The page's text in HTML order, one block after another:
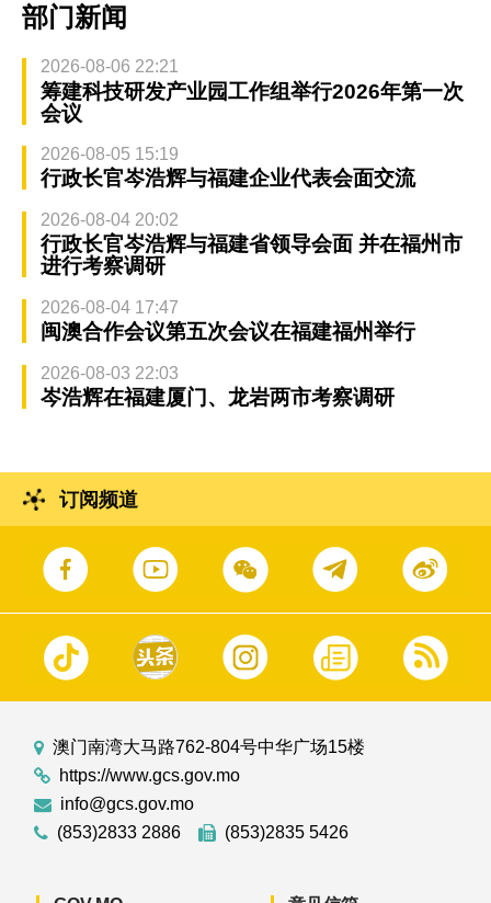
部门新闻
2026-08-06 22:21
筹建科技研发产业园工作组举行2026年第一次
会议
2026-08-05 15:19
行政长官岑浩辉与福建企业代表会面交流
2026-08-04 20:02
行政长官岑浩辉与福建省领导会面 并在福州市
进行考察调研
2026-08-04 17:47
闽澳合作会议第五次会议在福建福州举行
2026-08-03 22:03
岑浩辉在福建厦门、龙岩两市考察调研
订阅频道
澳门南湾大马路762-804号中华广场15楼
https://www.gcs.gov.mo
info@gcs.gov.mo
(853)2833 2886
(853)2835 5426